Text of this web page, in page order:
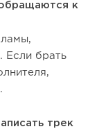
к
Если брать
трек